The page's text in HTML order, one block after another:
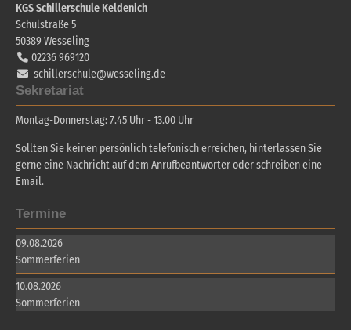
KGS Schillerschule Keldenich
Schulstraße 5
50389 Wesseling
02236 969120
schillerschule@wesseling.de
Sekretariat
Montag-Donnerstag: 7.45 Uhr - 13.00 Uhr
Sollten Sie keinen persönlich telefonisch erreichen, hinterlassen Sie
gerne eine Nachricht auf dem Anrufbeantworter oder schreiben eine
Email.
Termine
09.08.2026
Sommerferien
10.08.2026
Sommerferien